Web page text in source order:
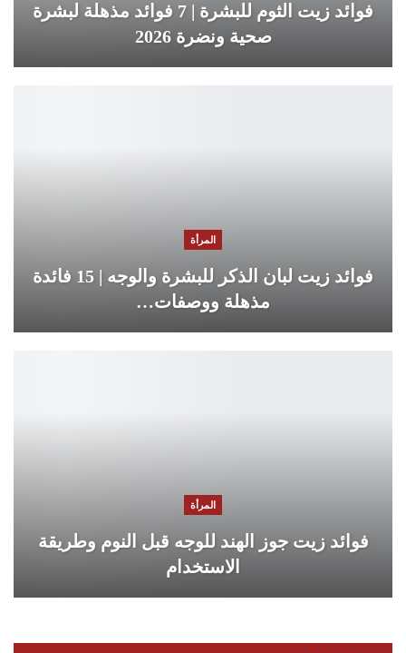
فوائد زيت الثوم للبشرة | 7 فوائد مذهلة لبشرة
صحية ونضرة 2026
المرأة
فوائد زيت لبان الذكر للبشرة والوجه | 15 فائدة
مذهلة ووصفات…
المرأة
فوائد زيت جوز الهند للوجه قبل النوم وطريقة
الاستخدام